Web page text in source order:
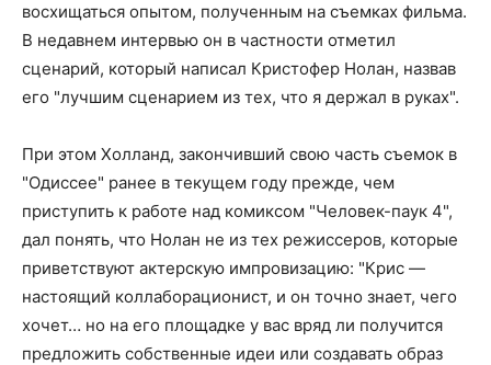
восхищаться опытом, полученным на съемках фильма.
В недавнем интервью он в частности отметил
сценарий, который написал Кристофер Нолан, назвав
его "лучшим сценарием из тех, что я держал в руках".
При этом Холланд, закончивший свою часть съемок в
"Одиссее" ранее в текущем году прежде, чем
приступить к работе над комиксом "Человек-паук 4",
дал понять, что Нолан не из тех режиссеров, которые
приветствуют актерскую импровизацию: "Крис —
настоящий коллаборационист, и он точно знает, чего
хочет… но на его площадке у вас вряд ли получится
предложить собственные идеи или создавать образ